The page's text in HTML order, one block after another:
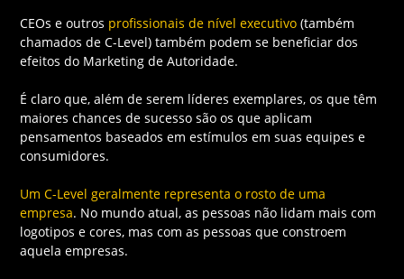
CEOs e outros profissionais de nível executivo (também
chamados de C-Level) também podem se beneficiar dos
efeitos do Marketing de Autoridade.
É claro que, além de serem líderes exemplares, os que têm
maiores chances de sucesso são os que aplicam
pensamentos baseados em estímulos em suas equipes e
consumidores.
Um C-Level geralmente representa o rosto de uma
empresa. No mundo atual, as pessoas não lidam mais com
logotipos e cores, mas com as pessoas que constroem
aquela empresas.